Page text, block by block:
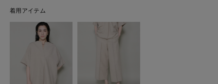
着用アイテム